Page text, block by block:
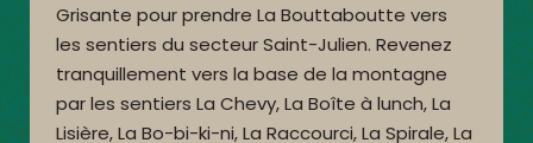
Grisante pour prendre La Bouttaboutte vers
les sentiers du secteur Saint-Julien. Revenez
tranquillement vers la base de la montagne
par les sentiers La Chevy, La Boîte à lunch, La
Lisière, La Bo-bi-ki-ni, La Raccourci, La Spirale, La